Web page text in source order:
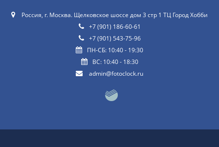
Россия, г. Москва. Щелковское шоссе дом 3 стр 1 ТЦ Город Хобби
+7 (901) 186-60-61
+7 (901) 543-75-96
ПН-СБ: 10:40 - 19:30
ВС: 10:40 - 18:30
admin@fotoclock.ru